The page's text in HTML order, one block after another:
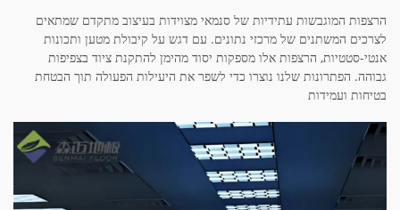
הרצפות המוגבשות עתידיות של סנמאי מצוידות בעיצוב מתקדם שמתאים
לצרכים המשתנים של מרכזי נתונים. עם דגש על קיבולת מטען ותכונות
אנטי-סטטיות, הרצפות אלו מספקות יסוד מהימן להתקנת ציוד בצפיפות
גבוהה. הפתרונות שלנו נוצרו כדי לשפר את היעילות הפעולה תוך הבטחת
בטיחות ועמידות